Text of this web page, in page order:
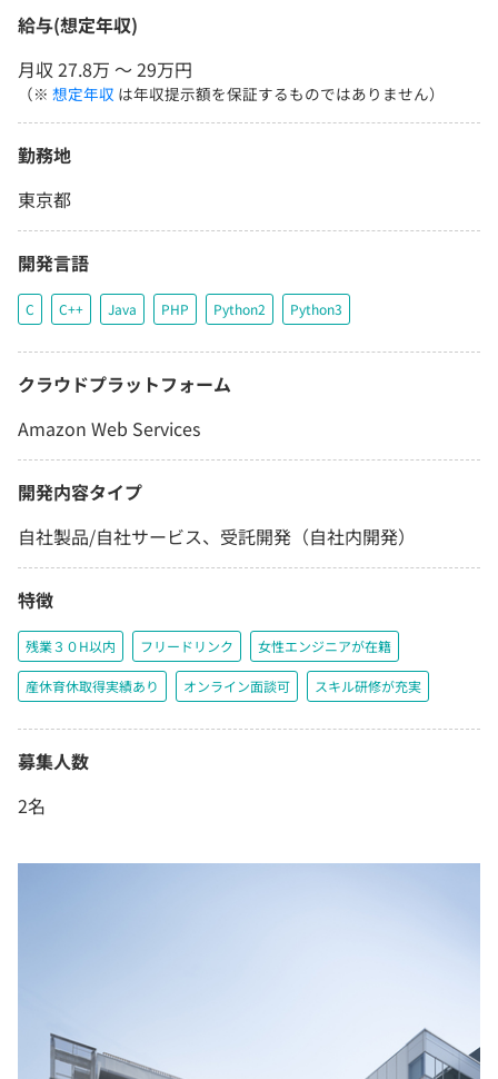
給与(想定年収)
月収 27.8万 〜 29万円
（※ 想定年収 は年収提示額を保証するものではありません）
勤務地
東京都
開発言語
C C++ Java PHP Python2 Python3
クラウドプラットフォーム
Amazon Web Services
開発内容タイプ
自社製品/自社サービス、受託開発（自社内開発）
特徴
残業３０H以内 フリードリンク 女性エンジニアが在籍
産休育休取得実績あり オンライン面談可 スキル研修が充実
募集人数
2名